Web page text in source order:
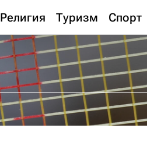
Религия Туризм Спорт